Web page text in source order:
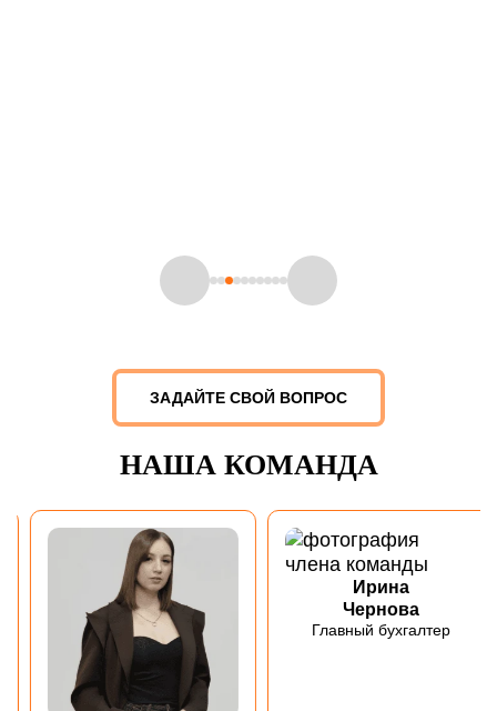
ЗАДАЙТЕ СВОЙ ВОПРОС
НАША КОМАНДА
Ирина
Чернова
Главный бухгалтер